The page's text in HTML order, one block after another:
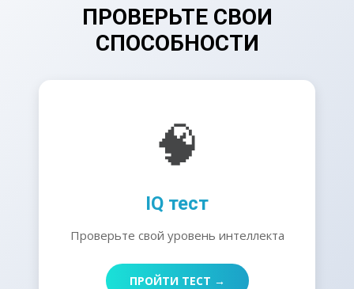
ПРОВЕРЬТЕ СВОИ
СПОСОБНОСТИ
🧠
IQ тест
Проверьте свой уровень интеллекта
ПРОЙТИ ТЕСТ →